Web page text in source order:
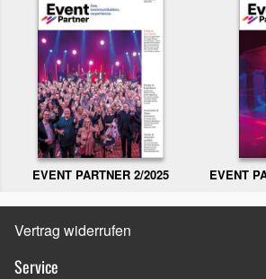
EVENT PARTNER 2/2025 EVENT
Vertrag widerrufen
Service